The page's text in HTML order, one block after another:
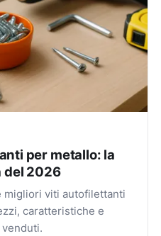
per metallo: la
del 2026
migliori viti autofilettanti
caratteristiche e